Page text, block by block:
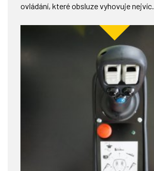
ovládání, které obsluze vyhovuje nejvíc.